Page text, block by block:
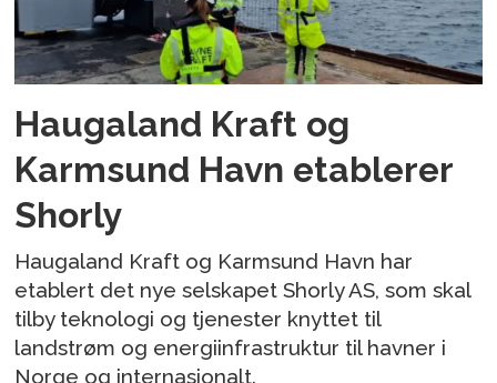
Haugaland Kraft og
Karmsund Havn etablerer
Shorly
Haugaland Kraft og Karmsund Havn har
etablert det nye selskapet Shorly AS, som skal
tilby teknologi og tjenester knyttet til
landstrøm og energiinfrastruktur til havner i
Norge og internasjonalt.